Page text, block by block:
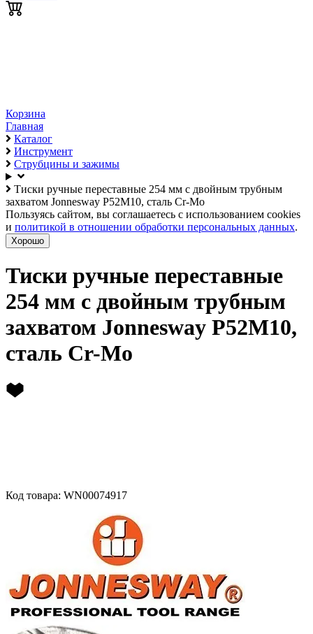
Корзина
Главная
Каталог
Инструмент
Струбцины и зажимы
Тиски ручные переставные 254 мм с двойным трубным
захватом Jonnesway P52M10, сталь Cr-Mo
Пользуясь сайтом, вы соглашаетесь с использованием cookies
и политикой в отношении обработки персональных данных.
Хорошо
Тиски ручные переставные
254 мм с двойным трубным
захватом Jonnesway P52M10,
сталь Cr-Mo
Код товара: WN00074917